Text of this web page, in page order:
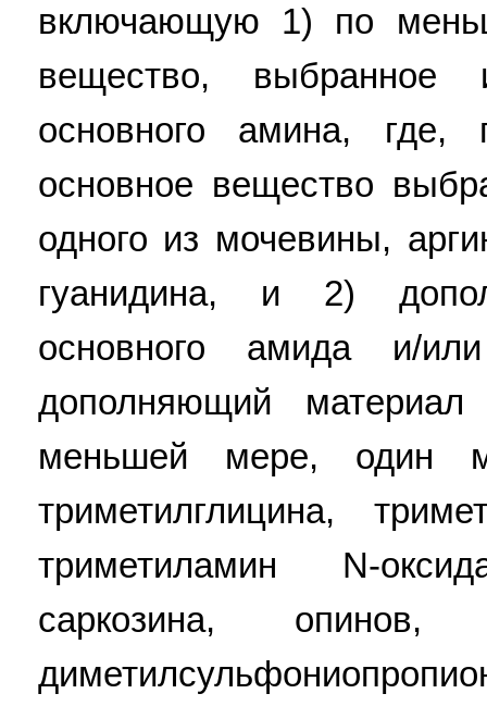
включающую 1) по
вещество,
основного амина,
основное вещество
одного из мочевины,
гуанидина, и 2)
основного амида и/
дополняющий
меньшей мере, один
триметилглицина,
триметиламин N-
саркозина,